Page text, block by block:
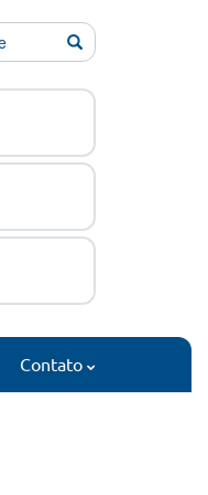
Contato